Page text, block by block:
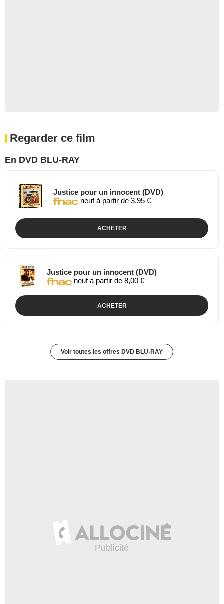
Regarder ce film
En DVD BLU-RAY
Justice pour un innocent (DVD)
neuf à partir de 3,95 €
ACHETER
Justice pour un innocent (DVD)
neuf à partir de 8,00 €
ACHETER
Voir toutes les offres DVD BLU-RAY